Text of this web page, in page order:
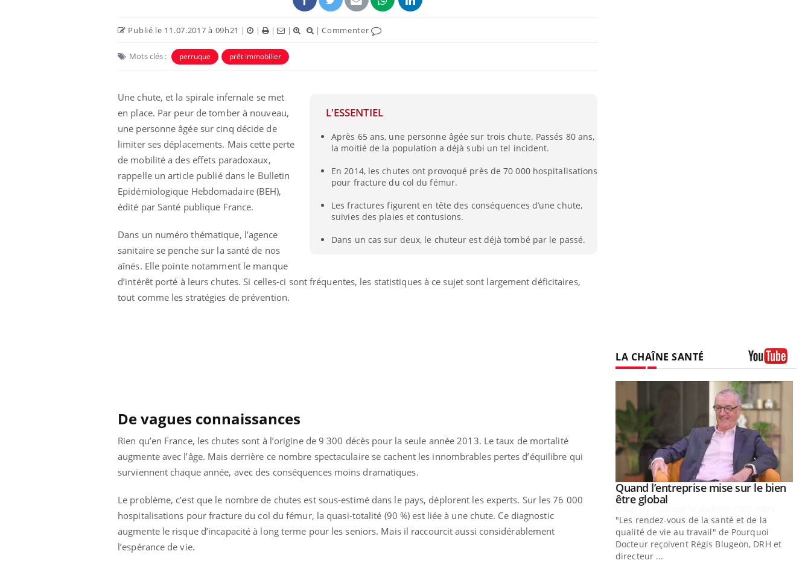
Publié le 11.07.2017 à 09h21 | | | | |Commenter
Mots clés : perruque prêt immobilier
L'ESSENTIEL
Après 65 ans, une personne âgée sur trois chute. Passés 80 ans,
la moitié de la population a déjà subi un tel incident.
En 2014, les chutes ont provoqué près de 70 000 hospitalisations
pour fracture du col du fémur.
Les fractures figurent en tête des conséquences d’une chute,
suivies des plaies et contusions.
Dans un cas sur deux, le chuteur est déjà tombé par le passé.
Une chute, et la spirale infernale se met
en place. Par peur de tomber à nouveau,
une personne âgée sur cinq décide de
limiter ses déplacements. Mais cette perte
de mobilité a des effets paradoxaux,
rappelle un article publié dans le Bulletin
Epidémiologique Hebdomadaire (BEH),
édité par Santé publique France.
Dans un numéro thématique, l’agence
sanitaire se penche sur la santé de nos
aînés. Elle pointe notamment le manque
d’intérêt porté à leurs chutes. Si celles-ci sont fréquentes, les statistiques à ce sujet sont largement déficitaires,
tout comme les stratégies de prévention.
De vagues connaissances
Rien qu’en France, les chutes sont à l’origine de 9 300 décès pour la seule année 2013. Le taux de mortalité
augmente avec l’âge. Mais derrière ce nombre spectaculaire se cachent les innombrables pertes d’équilibre qui
surviennent chaque année, avec des conséquences moins dramatiques.
Le problème, c’est que le nombre de chutes est sous-estimé dans le pays, déplorent les experts. Sur les 76 000
hospitalisations pour fracture du col du fémur, la quasi-totalité (90 %) est liée à une chute. Ce diagnostic
augmente le risque d’incapacité à long terme pour les seniors. Mais il raccourcit aussi considérablement
l’espérance de vie.
LA CHAÎNE SANTÉ
Le Ramadan approche, et, pour de
nombreuses personnes atteintes de
diabète, c'est une période de questions, de
défis, mais ...
faciliter l’accès à la médecine
préventive Youtube
Un établissement lié à un groupe
Youtube
Coup de food sur le diabète, c'est votre
nouveau rendez-vous culinaire qui
bouscule les idées reçues ! Dans cet
Youtube
Quand l’entreprise mise sur le bien
être globalYoutube
"Les rendez-vous de la santé et de la
qualité de vie au travail" de Pourquoi
Docteur reçoivent Régis Blugeon, DRH et
directeur ...